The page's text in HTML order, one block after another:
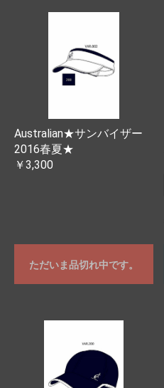
Australian★サンバイザー
2016春夏★
￥3,300
ただいま品切れ中です。